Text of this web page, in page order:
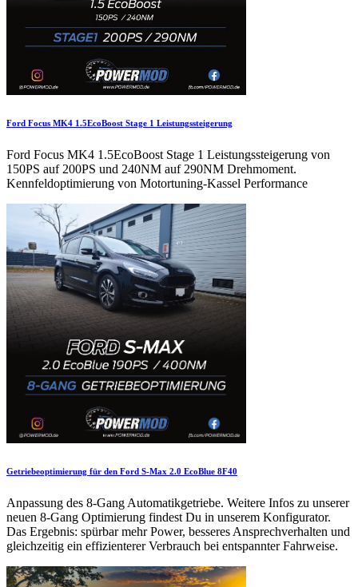
Ford Focus MK4 1.5EcoBoost Stage 1 Leistungssteigerung
Ford Focus MK4 1.5EcoBoost Stage 1 Leistungssteigerung von
150PS auf 200PS und 240NM auf 290NM Drehmoment.
Kennfeldoptimierung von Motortuning-Kassel Performance
Getriebeoptimierung für den Ford S-Max 2.0 EcoBlue 8F40
Anpassung des 8-Gang Automatikgetriebe. Weitere Infos zu unserer
neuen 8-Gang Optimierung findest Du in unserem Konfigurator.
Das Ergebnis: spürbar mehr Power, besseres Ansprechverhalten und
gleichzeitig ein effizienterer Verbrauch bei entspannter Fahrweise.